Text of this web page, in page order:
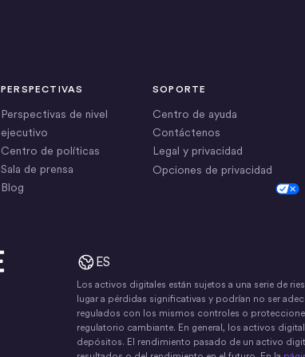
PERSPECTIVAS
Perspectivas de nivel
ejecutivo
Centro de políticas
Sala de prensa
Blog
SOPORTE
Centro de ayuda
Contáctenos
Legal y privacidad
Opciones de privacidad
ES
Los activos digitales están sujetos a una serie de
lugar a pérdidas significativas y podrían no ser
regulados con los mismos controles o
regulatorio cambiante. En general, los activos
depósitos. El rendimiento pasado de un activo